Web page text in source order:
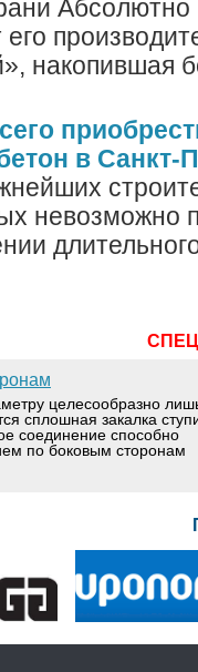
Абсолютно
его
накопившая
в Санкт-
невозможно
целесообразно
сплошная закалка
соединение способно
по боковым сторонам